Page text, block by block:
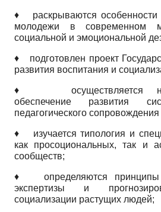
♦ раскрываются особенности
молодежи в современном
социальной и эмоциональной
♦ подготовлен проект
развития воспитания и
♦ осуществляется
обеспечение развития
педагогического
♦ изучается типология и
как просоциональных, так и
сообществ;
♦определяются
экспертизы и
социализации растущих людей;